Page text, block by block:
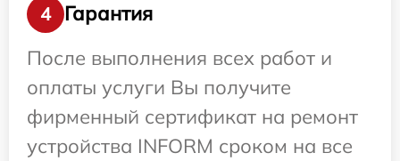
4
Гарантия
После выполнения всех работ и
оплаты услуги Вы получите
фирменный сертификат на ремонт
устройства INFORM сроком на все